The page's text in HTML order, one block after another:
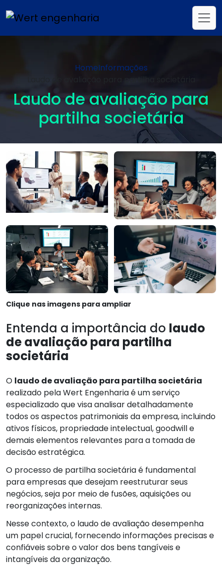
HomeInformações
Laudo de avaliação para
partilha societária
Clique nas imagens para ampliar
Entenda a importância do laudo
de avaliação para partilha
societária
O laudo de avaliação para partilha societária
realizado pela Wert Engenharia é um serviço
especializado que visa analisar detalhadamente
todos os aspectos patrimoniais da empresa, incluindo
ativos físicos, propriedade intelectual, goodwill e
demais elementos relevantes para a tomada de
decisão estratégica.
O processo de partilha societária é fundamental
para empresas que desejam reestruturar seus
negócios, seja por meio de fusões, aquisições ou
reorganizações internas.
Nesse contexto, o laudo de avaliação desempenha
um papel crucial, fornecendo informações precisas e
confiáveis sobre o valor dos bens tangíveis e
intangíveis da organização.